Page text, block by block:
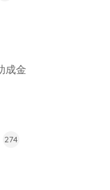
成金
274